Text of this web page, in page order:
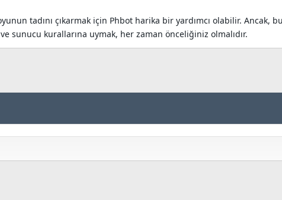
tadını çıkarmak için Phbot harika bir yardımcı olabilir. Ancak,
kurallarına uymak, her zaman önceliğiniz olmalıdır.